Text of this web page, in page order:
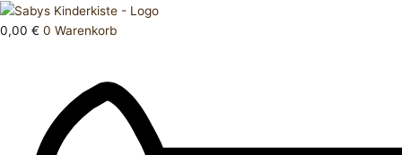
Zum
Inhalt
0,00 € 0 Warenkorb
Products
search
Hose
kurz